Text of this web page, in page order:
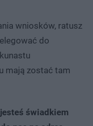
wniosków, ratusz
do
mają zostać tam
świadkiem